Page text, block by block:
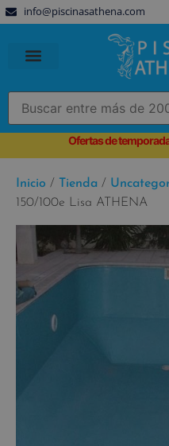
info@piscinasathena.com
Ofertas de
Inicio / Tienda /
150/100e Lisa ATHENA